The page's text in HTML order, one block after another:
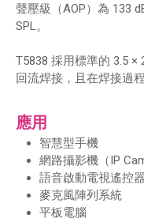
聲壓級（AOP）為 133
SPL。
T5838 採用標準的 3.5 ×
回流焊接，且在焊接過
應用
智慧型手機
網路攝影機（IP
語音啟動電視遙控器
麥克風陣列系統
平板電腦